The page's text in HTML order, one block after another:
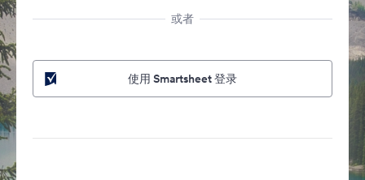
或者
使用 Smartsheet 登录